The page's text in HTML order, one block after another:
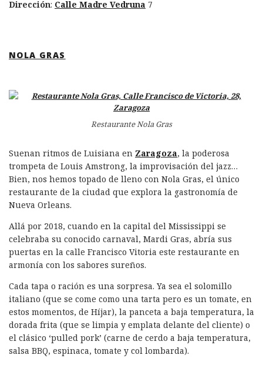
Dirección: Calle Madre Vedruna 7
NOLA GRAS
Restaurante Nola Gras
Suenan ritmos de Luisiana en Zaragoza, la poderosa
trompeta de Louis Amstrong, la improvisación del jazz…
Bien, nos hemos topado de lleno con Nola Gras, el único
restaurante de la ciudad que explora la gastronomía de
Nueva Orleans.
Allá por 2018, cuando en la capital del Mississippi se
celebraba su conocido carnaval, Mardi Gras, abría sus
puertas en la calle Francisco Vitoria este restaurante en
armonía con los sabores sureños.
Cada tapa o ración es una sorpresa. Ya sea el solomillo
italiano (que se come como una tarta pero es un tomate, en
estos momentos, de Híjar), la panceta a baja temperatura, la
dorada frita (que se limpia y emplata delante del cliente) o
el clásico ‘pulled pork’ (carne de cerdo a baja temperatura,
salsa BBQ, espinaca, tomate y col lombarda).